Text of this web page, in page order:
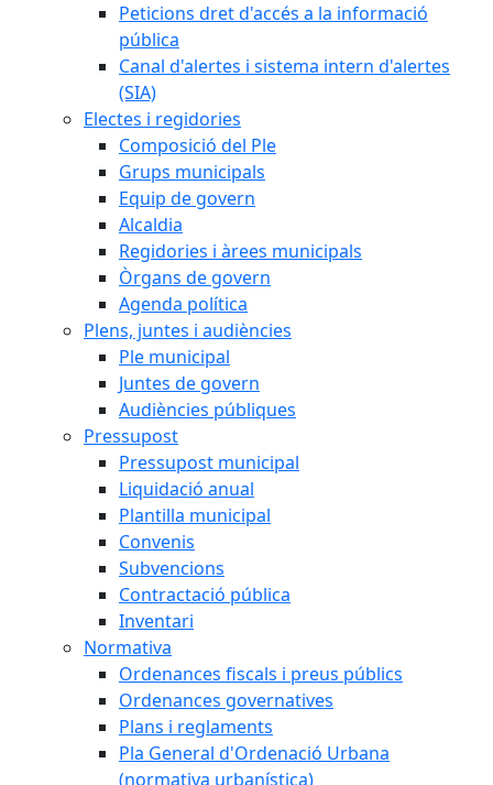
Peticions dret d'accés a la informació
pública
Canal d'alertes i sistema intern d'alertes
(SIA)
Electes i regidories
Composició del Ple
Grups municipals
Equip de govern
Alcaldia
Regidories i àrees municipals
Òrgans de govern
Agenda política
Plens, juntes i audiències
Ple municipal
Juntes de govern
Audiències públiques
Pressupost
Pressupost municipal
Liquidació anual
Plantilla municipal
Convenis
Subvencions
Contractació pública
Inventari
Normativa
Ordenances fiscals i preus públics
Ordenances governatives
Plans i reglaments
Pla General d'Ordenació Urbana
(normativa urbanística)